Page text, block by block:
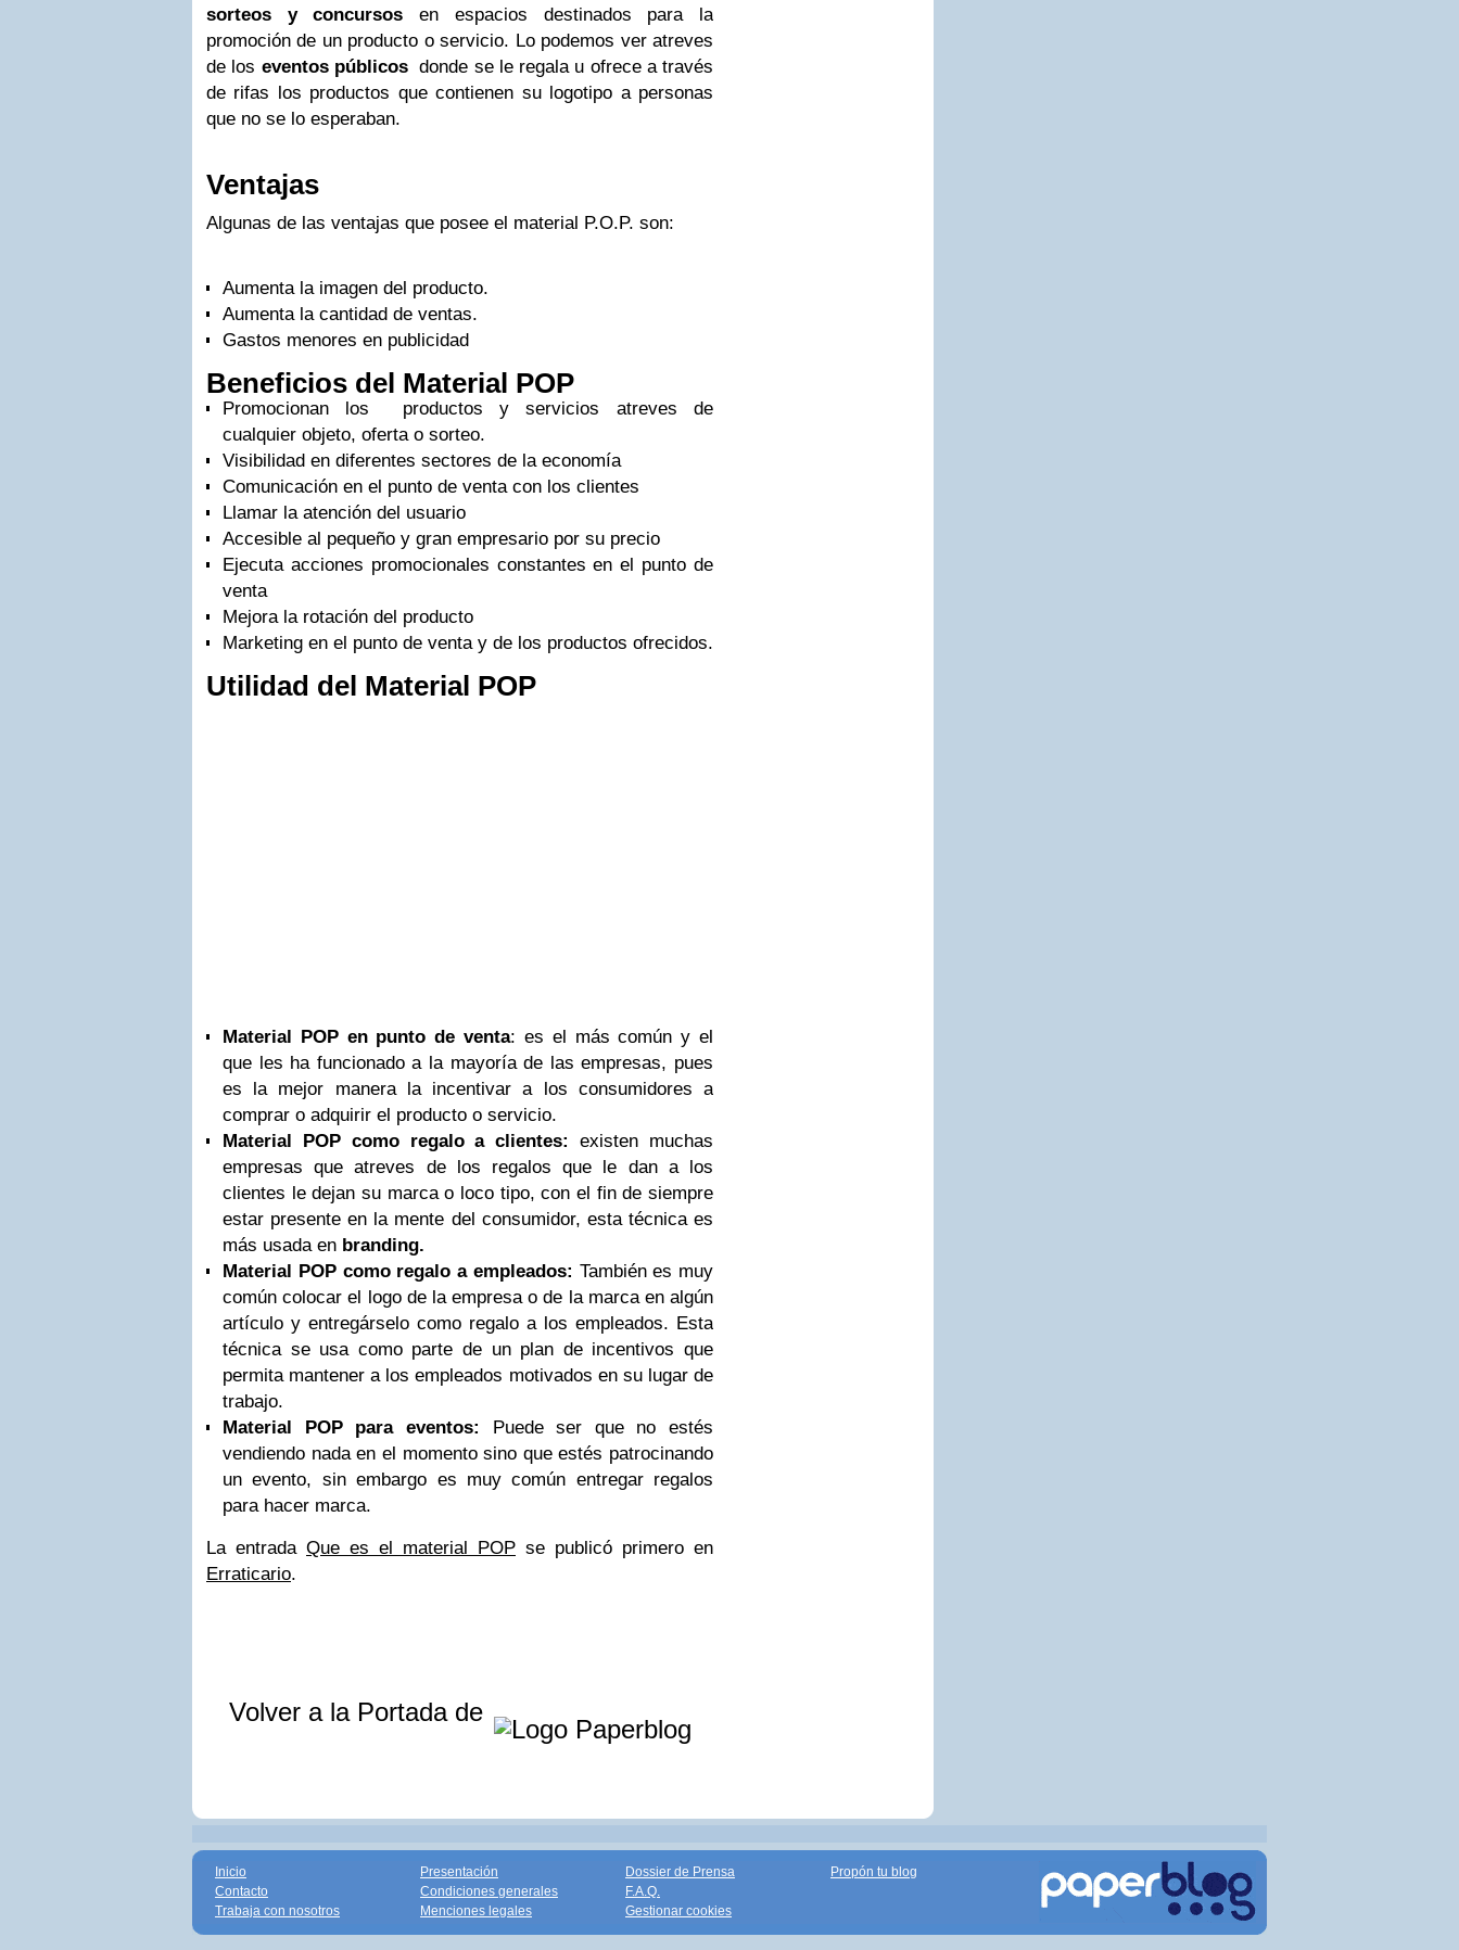
sorteos y concursos en espacios destinados para la
promoción de un producto o servicio. Lo podemos ver atreves
de los eventos públicosdonde se le regala u ofrece a través
de rifas los productos que contienen su logotipo a personas
que no se lo esperaban.
Ventajas
Algunas de las ventajas que posee el material P.O.P. son:
Aumenta la imagen del producto.
Aumenta la cantidad de ventas.
Gastos menores en publicidad
Beneficios del Material POP
Promocionan los productos y servicios atreves de
cualquier objeto, oferta o sorteo.
Visibilidad en diferentes sectores de la economía
Comunicación en el punto de venta con los clientes
Llamar la atención del usuario
Accesible al pequeño y gran empresario por su precio
Ejecuta acciones promocionales constantes en el punto de
venta
Mejora la rotación del producto
Marketing en el punto de venta y de los productos ofrecidos.
Utilidad del Material POP
Material POP en punto de venta: es el más común y el
que les ha funcionado a la mayoría de las empresas, pues
es la mejor manera la incentivar a los consumidores a
comprar o adquirir el producto o servicio.
Material POP como regalo a clientes:
existen muchas
empresas que atreves de los regalos que le dan a los
clientes le dejan su marca o loco tipo, con el fin de siempre
estar presente en la mente del consumidor, esta técnica es
más usada en branding.
Material POP como regalo a empleados: También es muy
común colocar el logo de la empresa o de la marca en algún
artículo y entregárselo como regalo a los empleados. Esta
técnica se usa como parte de un plan de incentivos que
permita mantener a los empleados motivados en su lugar de
trabajo.
Material POP para eventos: Puede ser que no estés
vendiendo nada en el momento sino que estés patrocinando
un evento, sin embargo es muy común entregar regalos
para hacer marca.
La entrada Que es el material POP se publicó primero en
Erraticario.
Volver a la Portada de
Inicio
Contacto
Trabaja con nosotros
Presentación
Condiciones generales
Menciones legales
Dossier de Prensa
F.A.Q.
Gestionar cookies
Propón tu blog